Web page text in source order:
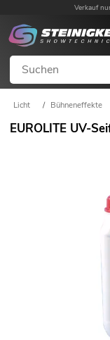
Verkauf
Licht / Bühneneffekte
EUROLITE UV-